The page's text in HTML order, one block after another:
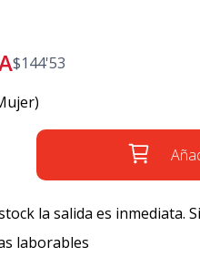
$144'53
la salida es inmediata.
laborables